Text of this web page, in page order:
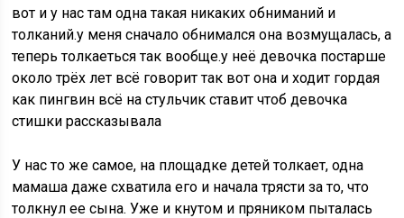
вот и у нас там одна такая никаких обниманий и
толканий.у меня сначало обнимался она возмущалась, а
теперь толкаеться так вообще.у неё девочка постарше
около трёх лет всё говорит так вот она и ходит гордая
как пингвин всё на стульчик ставит чтоб девочка
стишки рассказывала
У нас то же самое, на площадке детей толкает, одна
мамаша даже схватила его и начала трясти за то, что
толкнул ее сына. Уже и кнутом и пряником пыталась